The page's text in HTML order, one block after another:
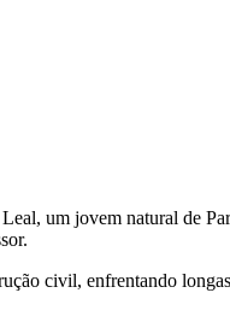
um jovem natural de
civil, enfrentando